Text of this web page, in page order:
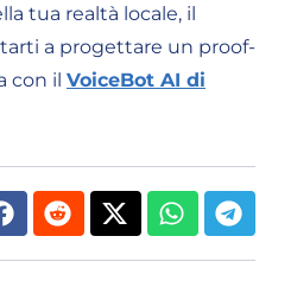
tua realtà locale, il
a progettare un proof-
con il VoiceBot AI di